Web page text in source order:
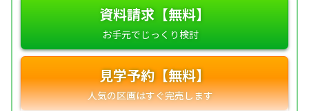
資料請求【無料】
見学予約【無料】